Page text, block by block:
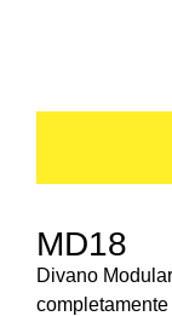
MD18
Divano